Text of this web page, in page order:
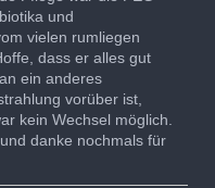
und
vielen rumliegen
dass er alles gut
ein anderes
vorüber ist,
kein Wechsel möglich.
danke nochmals für